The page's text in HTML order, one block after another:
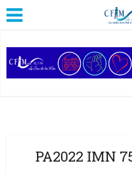
PA2022 IMN